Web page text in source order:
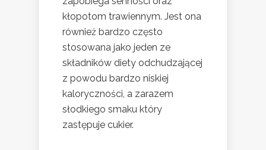
kłopotom trawiennym. Jest ona
również bardzo często
stosowana jako jeden ze
składników diety odchudzającej
z powodu bardzo niskiej
kaloryczności, a zarazem
słodkiego smaku który
zastępuje cukier.